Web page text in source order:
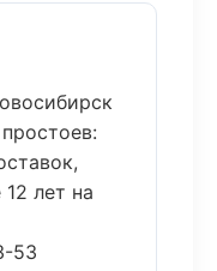
лет на
53